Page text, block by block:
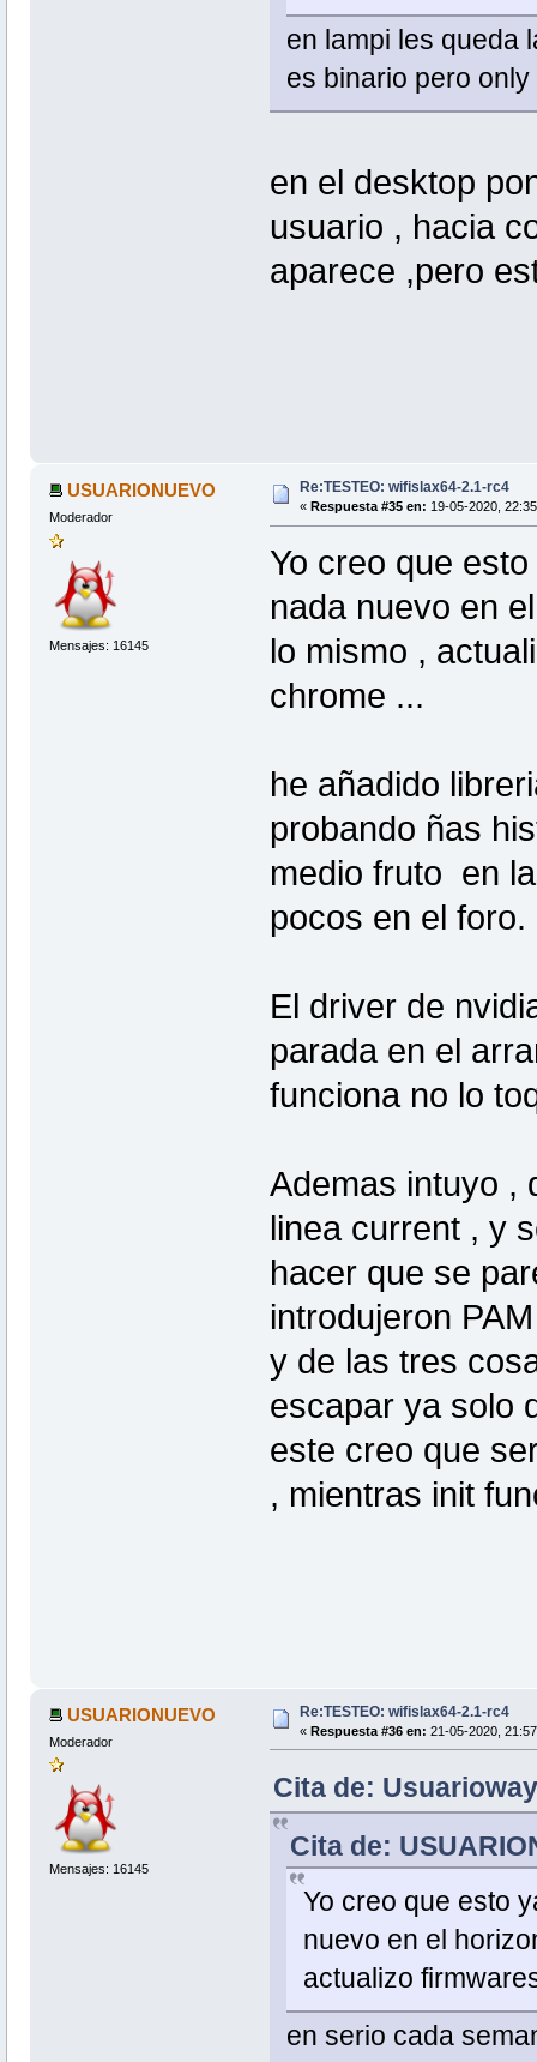
en lampi les queda
es binario pero only
en el desktop
usuario , hacia
aparece ,pero
USUARIONUEVO
Moderador
Mensajes: 16145
Re:TESTEO: wifislax64-2.1-rc4
« Respuesta #35 en: 19-05-2020,
Yo creo que
nada nuevo en
lo mismo ,
chrome ...
he añadido
probando ñas
medio fruto en
pocos en el foro.
El driver de
parada en el
funciona no lo
Ademas intuyo ,
linea current , y
hacer que se
introdujeron
y de las tres
escapar ya solo
este creo que
, mientras init
USUARIONUEVO
Moderador
Mensajes: 16145
Re:TESTEO: wifislax64-2.1-rc4
« Respuesta #36 en: 21-05-2020,
Cita de:
Cita de:
Yo creo que esto
nuevo en el
actualizo
en serio cada